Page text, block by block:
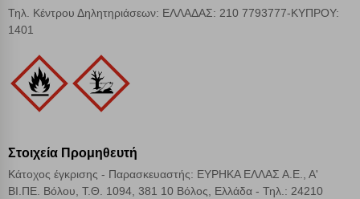
Τηλ. Κέντρου Δηλητηριάσεων: ΕΛΛΑΔΑΣ: 210 7793777-ΚΥΠΡΟΥ:
1401
Στοιχεία Προμηθευτή
Κάτοχος έγκρισης - Παρασκευαστής: ΕΥΡΗΚΑ ΕΛΛΑΣ Α.Ε., Α'
ΒΙ.ΠΕ. Βόλου, Τ.Θ. 1094, 381 10 Βόλος, Ελλάδα - Τηλ.: 24210